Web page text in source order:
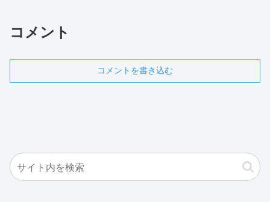
コメント
コメントを書き込む